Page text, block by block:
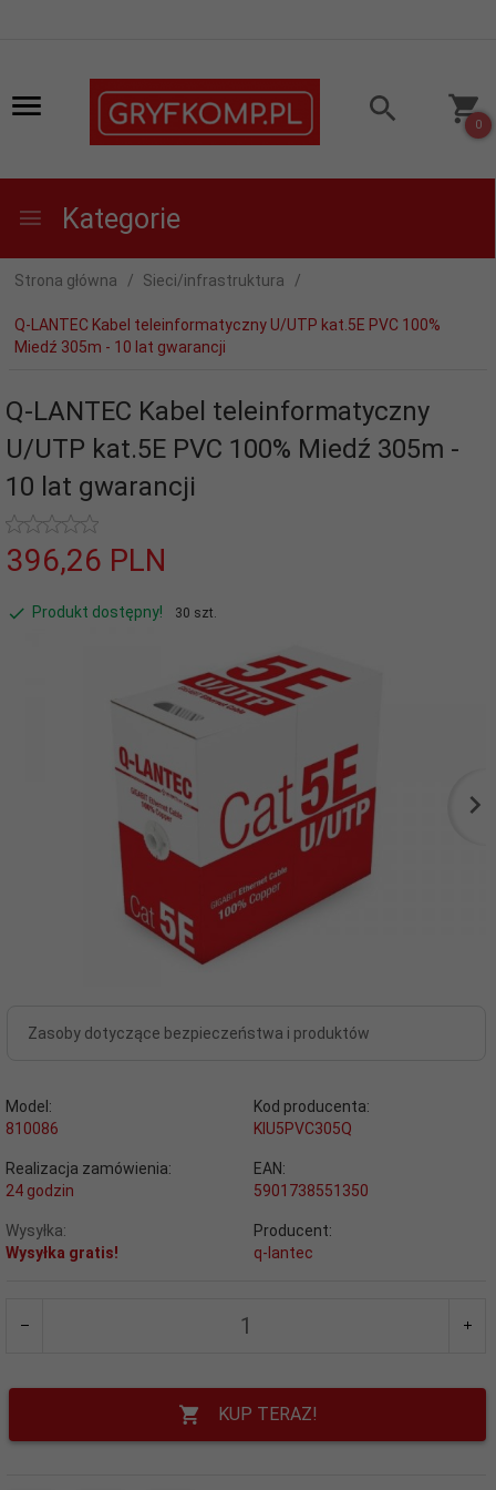
0
Kategorie
Strona główna Sieci/infrastruktura
Q-LANTEC Kabel teleinformatyczny U/UTP kat.5E PVC 100%
Miedź 305m - 10 lat gwarancji
Q-LANTEC Kabel teleinformatyczny
U/UTP kat.5E PVC 100% Miedź 305m -
10 lat gwarancji
396,26 PLN
Produkt dostępny! 30 szt.
Zasoby dotyczące bezpieczeństwa i produktów
Model:
810086
Kod producenta:
KIU5PVC305Q
Realizacja zamówienia:
24 godzin
EAN:
5901738551350
Wysyłka:
Wysyłka gratis!
Producent:
q-lantec
KUP TERAZ!